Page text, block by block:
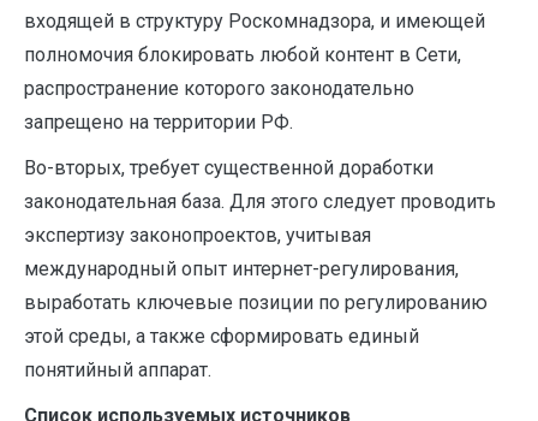
входящей в структуру Роскомнадзора, и имеющей
полномочия блокировать любой контент в Сети,
распространение которого законодательно
запрещено на территории РФ.
Во-вторых, требует существенной доработки
законодательная база. Для этого следует проводить
экспертизу законопроектов, учитывая
международный опыт интернет-регулирования,
выработать ключевые позиции по регулированию
этой среды, а также сформировать единый
понятийный аппарат.
Список используемых источников